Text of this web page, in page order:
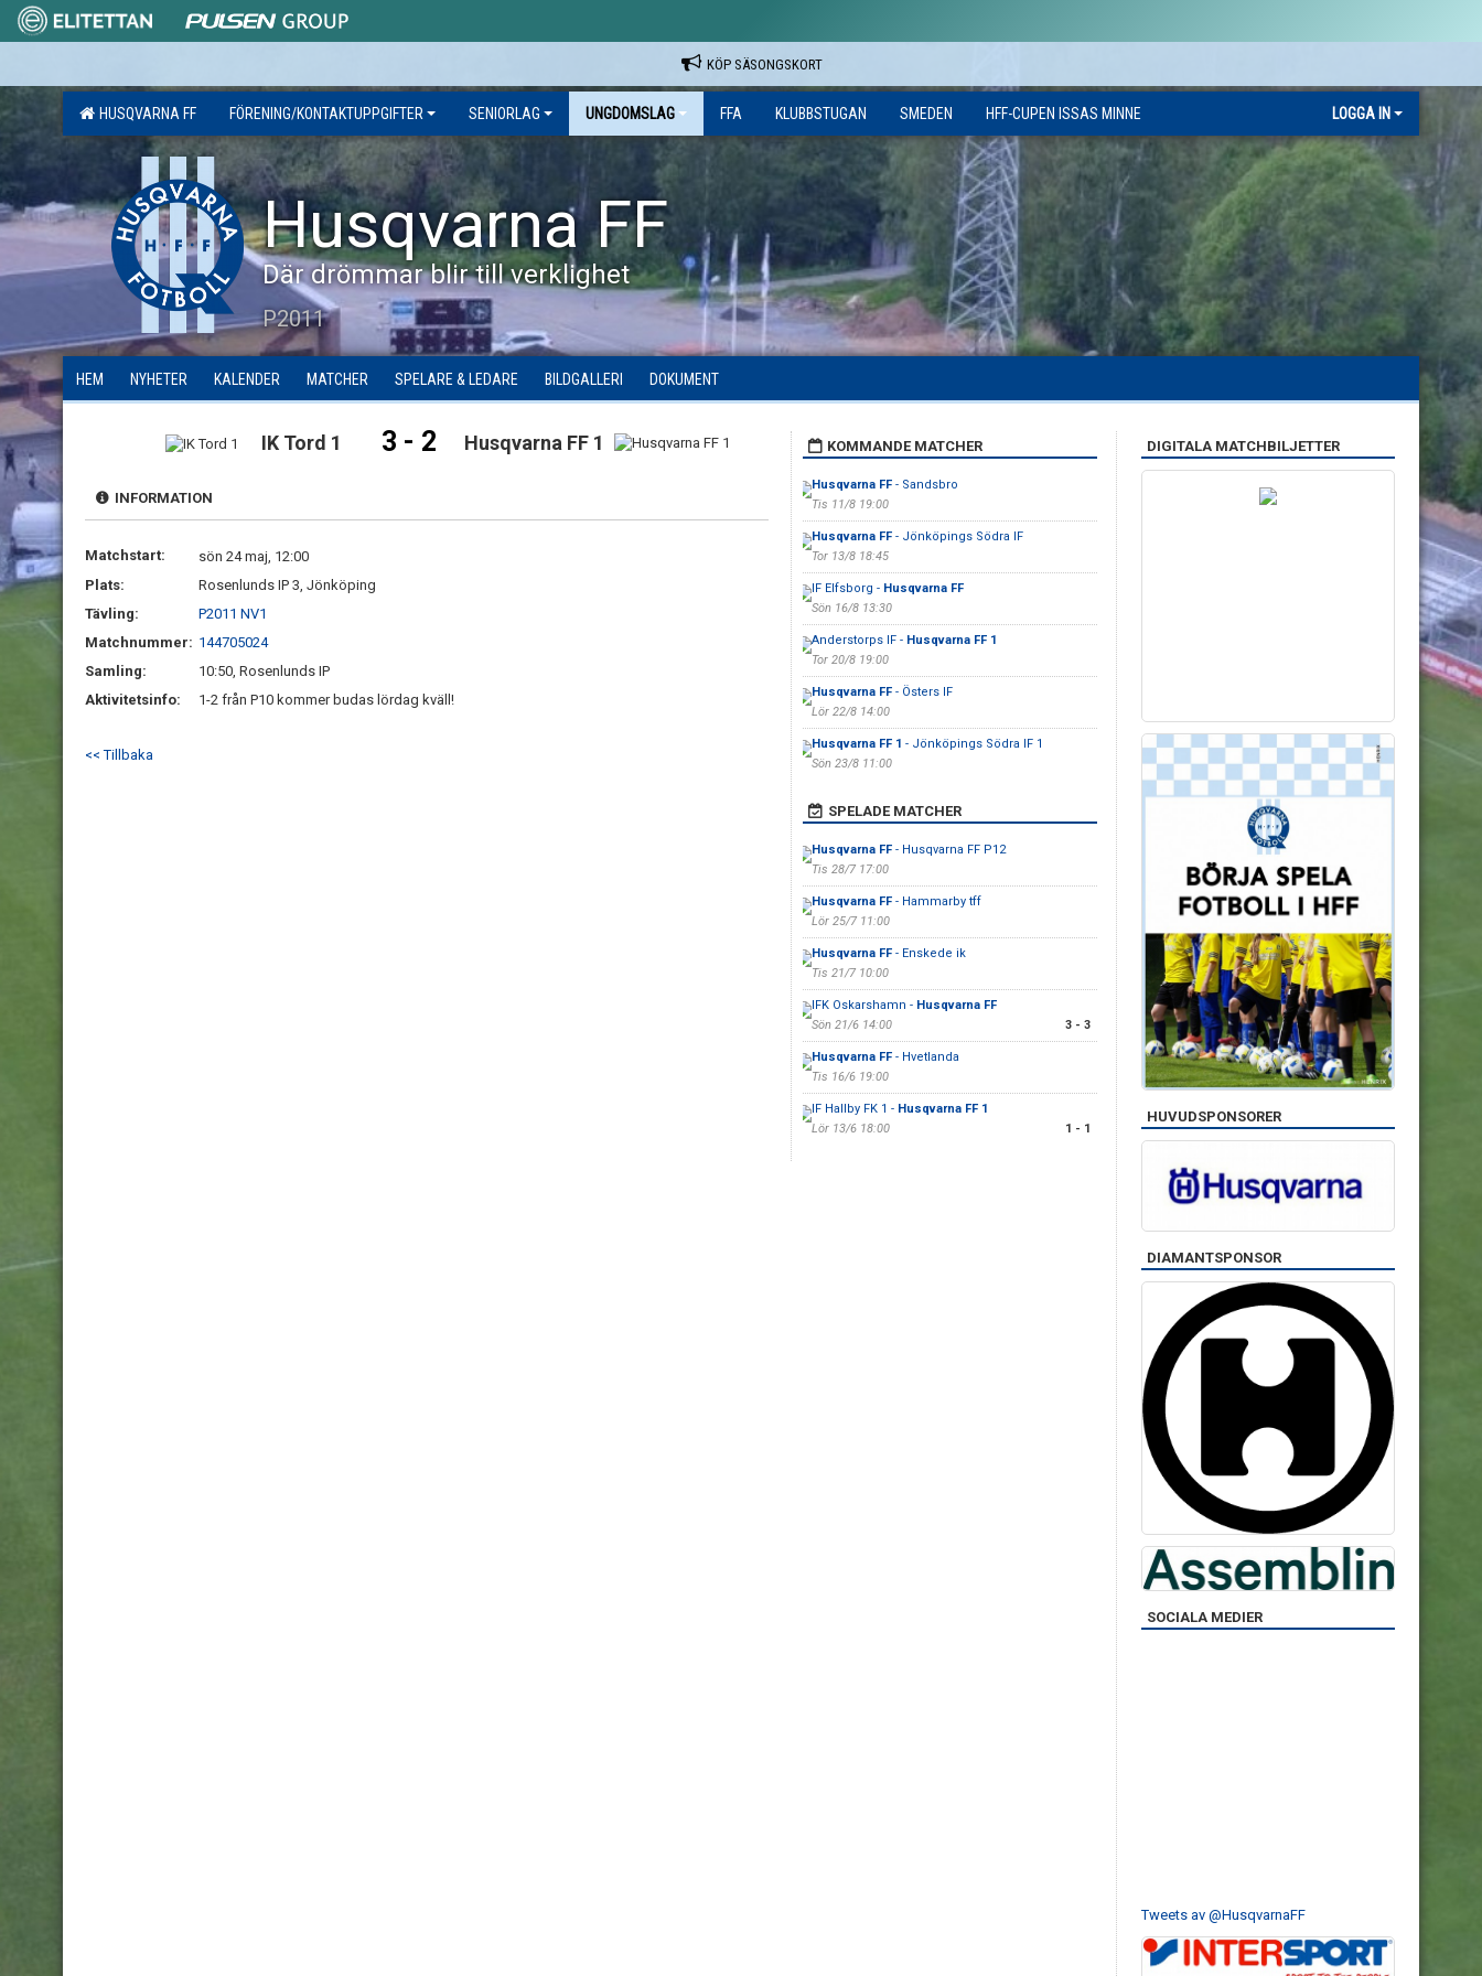
KÖP SÄSONGSKORT
HUSQVARNA FF FÖRENING/KONTAKTUPPGIFTER SENIORLAG UNGDOMSLAG FFA KLUBBSTUGAN SMEDEN HFF-CUPEN ISSAS MINNE LOGGA IN
Husqvarna FF
Där drömmar blir till verklighet
P2011
HEM NYHETER KALENDER MATCHER SPELARE & LEDARE BILDGALLERI DOKUMENT
IK Tord 1 3 - 2 Husqvarna FF 1
INFORMATION
Matchstart:
sön 24 maj, 12:00
Plats:
Rosenlunds IP 3, Jönköping
Tävling:
P2011 NV1
Matchnummer: 144705024
Samling:
10:50, Rosenlunds IP
Aktivitetsinfo:
1-2 från P10 kommer budas lördag kväll!
<< Tillbaka
KOMMANDE MATCHER
Husqvarna FF- Sandsbro
Tis 11/8 19:00
Husqvarna FF- Jönköpings Södra IF
Tor 13/8 18:45
IF Elfsborg - Husqvarna FF
Sön 16/8 13:30
Anderstorps IF - Husqvarna FF 1
Tor 20/8 19:00
Husqvarna FF- Östers IF
Lör 22/8 14:00
Husqvarna FF 1 - Jönköpings Södra IF 1
Sön 23/8 11:00
SPELADE MATCHER
Husqvarna FF- Husqvarna FF P12
Tis 28/7 17:00
Husqvarna FF- Hammarby tff
Lör 25/7 11:00
Husqvarna FF- Enskede ik
Tis 21/7 10:00
IFK Oskarshamn - Husqvarna FF
Sön 21/6 14:00
3 - 3
Husqvarna FF- Hvetlanda
Tis 16/6 19:00
IF Hallby FK 1 - Husqvarna FF 1
Lör 13/6 18:00
1 - 1
DIGITALA MATCHBILJETTER
HUVUDSPONSORER
DIAMANTSPONSOR
SOCIALA MEDIER
Tweets av @HusqvarnaFF